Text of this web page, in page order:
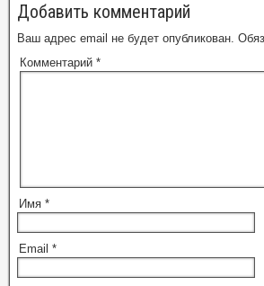
Добавить комментарий
Ваш адрес email не будет опубликован.
Комментарий *
Имя *
Email *